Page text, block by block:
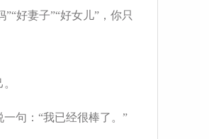
好妻子”“好女儿”，你只
句：“我已经很棒了。”